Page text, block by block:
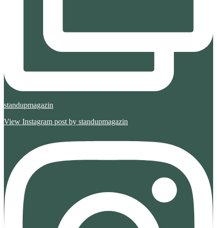
standupmagazin
View Instagram post by standupmagazin